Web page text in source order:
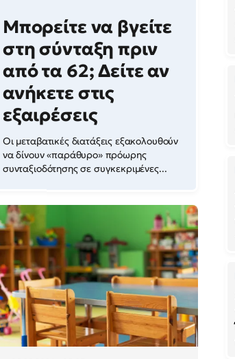
Μπορείτε να βγείτε
στη σύνταξη πριν
από τα 62; Δείτε αν
ανήκετε στις
εξαιρέσεις
Οι μεταβατικές διατάξεις εξακολουθούν
να δίνουν «παράθυρο» πρόωρης
συνταξιοδότησης σε συγκεκριμένες...